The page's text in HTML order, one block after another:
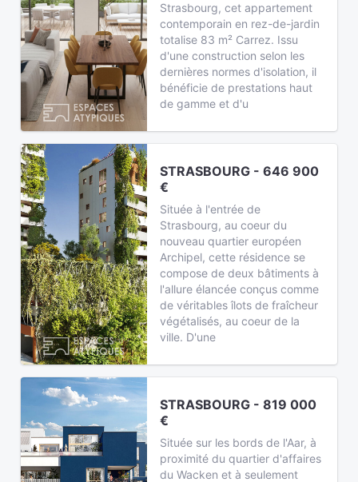
Strasbourg, cet appartement
contemporain en rez-de-jardin
totalise 83 m² Carrez. Issu
d'une construction selon les
dernières normes d'isolation, il
bénéficie de prestations haut
de gamme et d'u
STRASBOURG - 646 900
€
Située à l'entrée de
Strasbourg, au coeur du
nouveau quartier européen
Archipel, cette résidence se
compose de deux bâtiments à
l'allure élancée conçus comme
de véritables îlots de fraîcheur
végétalisés, au coeur de la
ville. D'une
STRASBOURG - 819 000
€
Située sur les bords de l'Aar, à
proximité du quartier d'affaires
du Wacken et à seulement